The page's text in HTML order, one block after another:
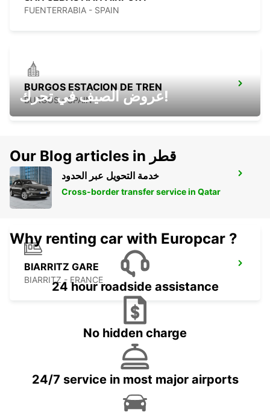
FUENTERRABIA - SPAIN
BURGOS ESTACION DE TREN
BURGOS - SPAIN
SANTANDER AIRPORT
SANTANDER - SPAIN
BIARRITZ GARE
BIARRITZ - FRANCE
عروض الصيف في تحرك!
Our Blog articles in قطر
خدمة التحويل عبر الحدود
Cross-border transfer service in Qatar
Why renting car with Europcar ?
24 hour roadside assistance
No hidden charge
24/7 service in most major airports